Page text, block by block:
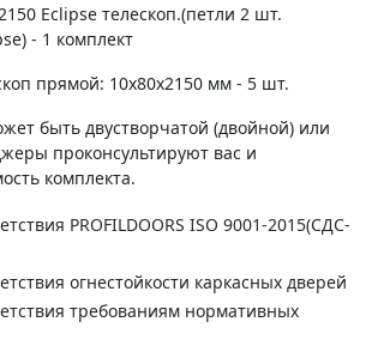
Eclipse телескоп.(петли 2 шт.
- 1 комплект
прямой: 10х80х2150 мм - 5 шт.
быть двустворчатой (двойной) или
проконсультируют вас и
комплекта.
PROFILDOORS ISO 9001-2015(СДС-
огнестойкости каркасных дверей
требованиям нормативных